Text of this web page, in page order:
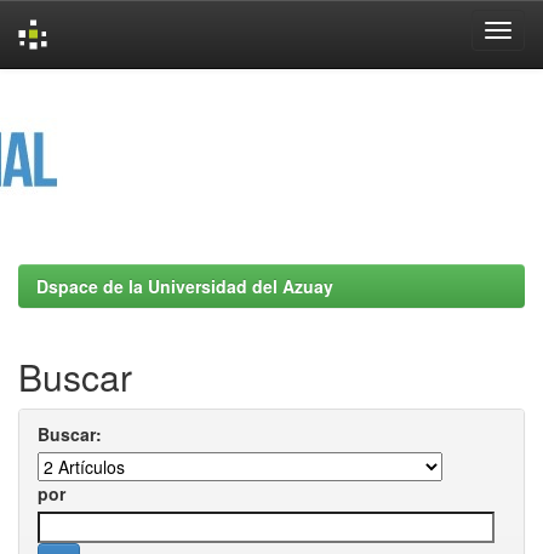
Dspace de la Universidad del Azuay
Buscar
Buscar:
por